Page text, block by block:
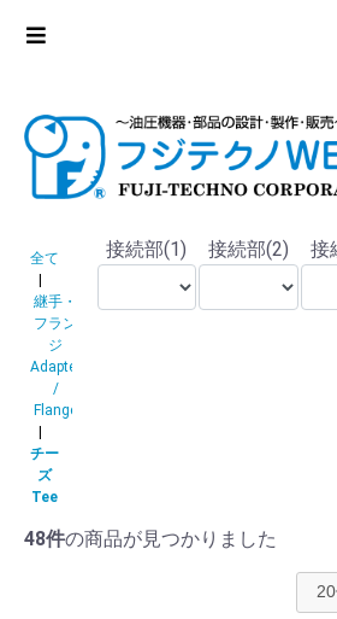
全て
継手・
フラン
ジ
Adapter
/
Flange
チー
ズ
Tee
接続部(1) 接続部(2) 接
48件の商品が見つかりました